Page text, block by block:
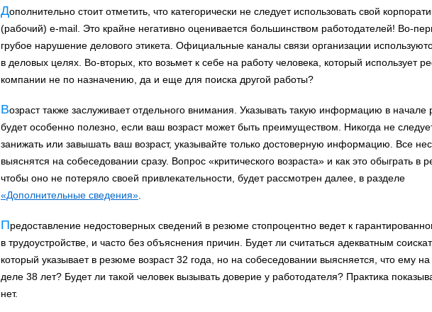
Дополнительно стоит отметить, что категорически не следует использовать свой
(рабочий) e-mail. Это крайне негативно оценивается большинством работодателей! Во-
грубое нарушение делового этикета. Официальные каналы связи организации
в деловых целях. Во-вторых, кто возьмет к себе на работу человека, который использует
компании не по назначению, да и еще для поиска другой работы?
Возраст также заслуживает отдельного внимания. Указывать такую информацию в начале
будет особенно полезно, если ваш возраст может быть преимуществом. Никогда не
занижать или завышать ваш возраст, указывайте только достоверную информацию. Все
выяснятся на собеседовании сразу. Вопрос «критического возраста» и как это обыграть в
чтобы оно не потеряло своей привлекательности, будет рассмотрен далее, в разделе
«Дополнительные сведения»
Предоставление недостоверных сведений в резюме стопроцентно ведет к
в трудоустройстве, и часто без объяснения причин. Будет ли считаться адекватным
который указывает в резюме возраст 32 года, но на собеседовании выясняется, что ему
деле 38 лет? Будет ли такой человек вызывать доверие у работодателя? Практика
нет.